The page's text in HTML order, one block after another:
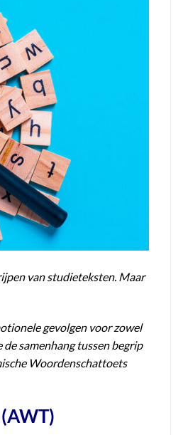
van studieteksten. Maar
gevolgen voor zowel
samenhang tussen begrip
Woordenschattoets